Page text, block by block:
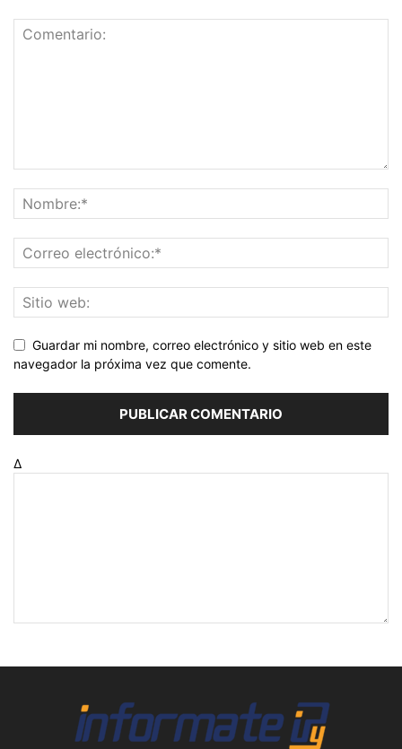
Guardar mi nombre, correo electrónico y sitio web en este
navegador la próxima vez que comente.
Δ